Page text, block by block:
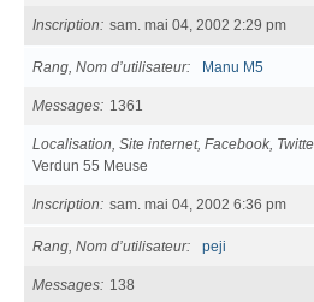
Inscription sam. mai 04, 2002 2:29 pm
Rang, Nom d’utilisateur Manu M5
Messages 1361
Localisation, Site internet, Facebook,
Verdun 55 Meuse
Inscription sam. mai 04, 2002 6:36 pm
Rang, Nom d’utilisateur peji
Messages 138